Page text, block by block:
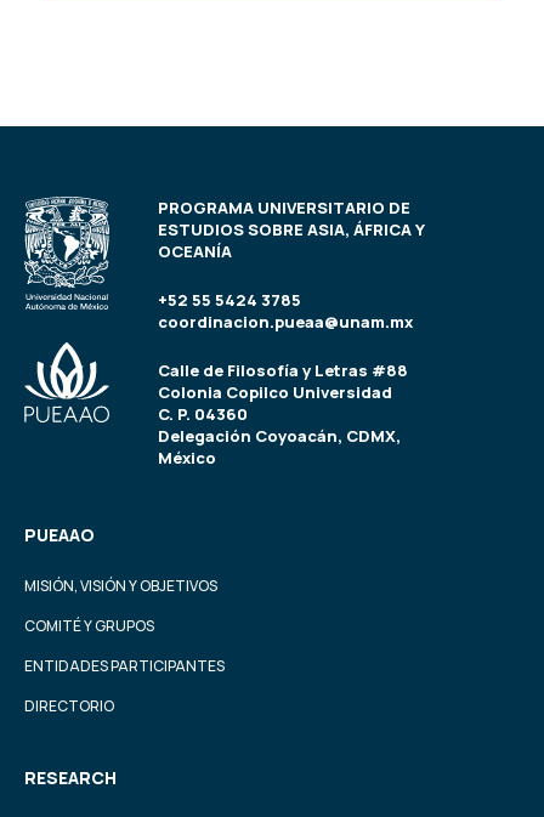
PROGRAMA UNIVERSITARIO DE
ESTUDIOS SOBRE ASIA, ÁFRICA Y
OCEANÍA
+52 55 5424 3785
coordinacion.pueaa@unam.mx
Calle de Filosofía y Letras #88
Colonia Copilco Universidad
C. P. 04360
Delegación Coyoacán, CDMX,
México
PUEAAO
MISIÓN, VISIÓN Y OBJETIVOS
COMITÉ Y GRUPOS
ENTIDADES PARTICIPANTES
DIRECTORIO
RESEARCH